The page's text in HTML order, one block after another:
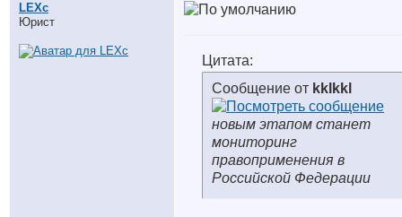
LEXc
Юрист
Цитата:
Сообщение от kklkkl
новым этапом станет
мониторинг
правоприменения в
Российской Федерации